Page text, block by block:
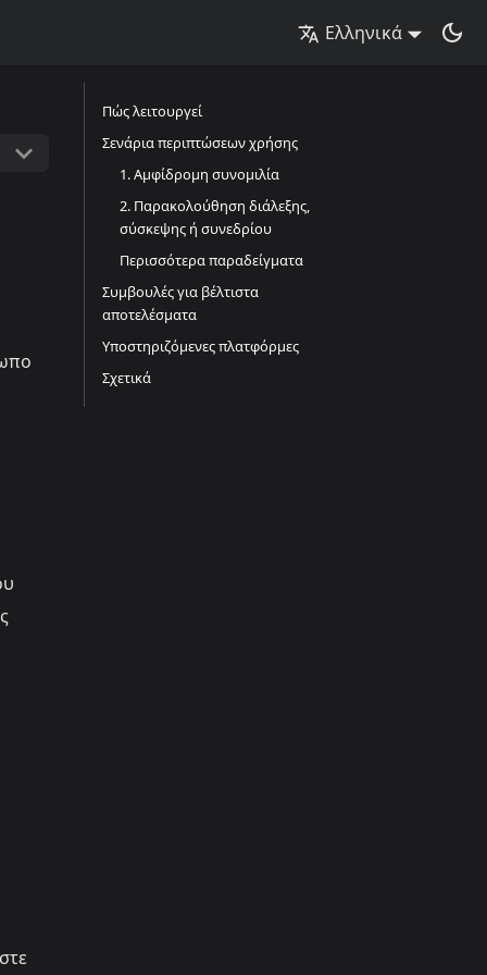
Ελληνικά
Πώς λειτουργεί
Σενάρια περιπτώσεων χρήσης
1. Αμφίδρομη συνομιλία
2. Παρακολούθηση διάλεξης,
σύσκεψης ή συνεδρίου
Περισσότερα παραδείγματα
Συμβουλές για βέλτιστα
αποτελέσματα
Υποστηριζόμενες πλατφόρμες
Σχετικά